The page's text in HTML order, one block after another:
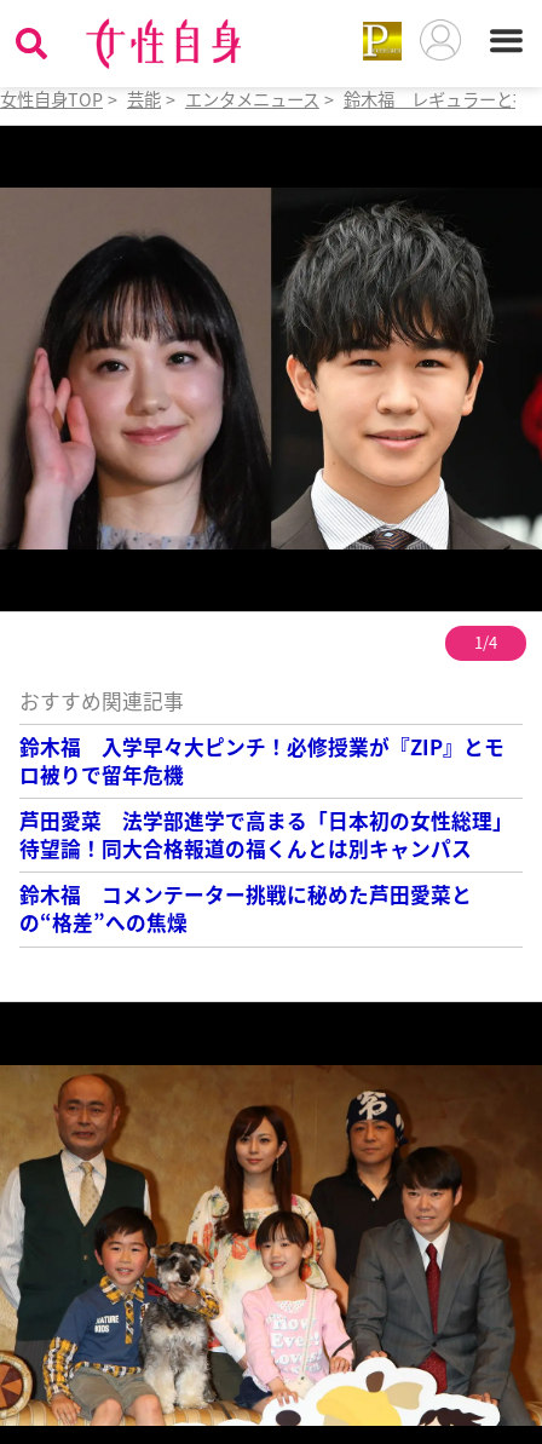
女性自身TOP > 芸能 > エンタメニュース > 鈴木福 レギュラーと授
1/4
おすすめ関連記事
鈴木福 入学早々大ピンチ！必修授業が『ZIP』とモ
ロ被りで留年危機
芦田愛菜 法学部進学で高まる「日本初の女性総理」
待望論！同大合格報道の福くんとは別キャンパス
鈴木福 コメンテーター挑戦に秘めた芦田愛菜と
の“格差”への焦燥